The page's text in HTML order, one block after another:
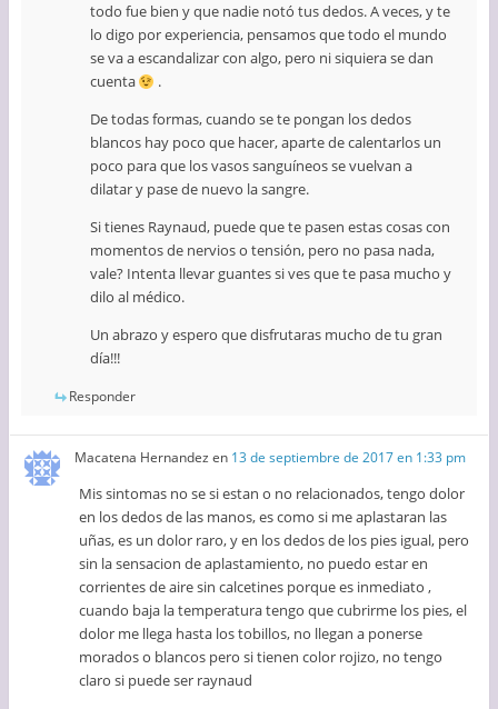
todo fue bien y que nadie notó tus dedos. A veces, y te
lo digo por experiencia, pensamos que todo el mundo
se va a escandalizar con algo, pero ni siquiera se dan
cuenta
.
De todas formas, cuando se te pongan los dedos
blancos hay poco que hacer, aparte de calentarlos un
poco para que los vasos sanguíneos se vuelvan a
dilatar y pase de nuevo la sangre.
Si tienes Raynaud, puede que te pasen estas cosas con
momentos de nervios o tensión, pero no pasa nada,
vale? Intenta llevar guantes si ves que te pasa mucho y
dilo al médico.
Un abrazo y espero que disfrutaras mucho de tu gran
día!!!
Responder
Macatena Hernandez en 13 de septiembre de 2017 en 1:33 pm
Mis sintomas no se si estan o no relacionados, tengo dolor
en los dedos de las manos, es como si me aplastaran las
uñas, es un dolor raro, y en los dedos de los pies igual, pero
sin la sensacion de aplastamiento, no puedo estar en
corrientes de aire sin calcetines porque es inmediato ,
cuando baja la temperatura tengo que cubrirme los pies, el
dolor me llega hasta los tobillos, no llegan a ponerse
morados o blancos pero si tienen color rojizo, no tengo
claro si puede ser raynaud